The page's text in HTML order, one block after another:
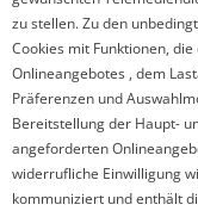
zu stellen. Zu den
Cookies mit Funktionen,
Onlineangebotes , dem
Präferenzen und
Bereitstellung der Haupt-
angeforderten
widerrufliche Einwilligung
kommuniziert und enthält